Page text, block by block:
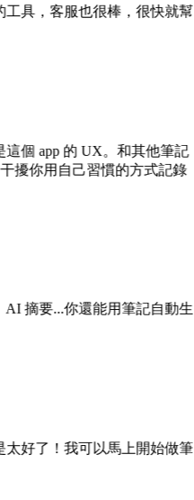
具，客服也很棒，很快就幫
個 app 的 UX。和其他筆記
擾你用自己習慣的方式記錄
AI 摘要...你還能用筆記自動生
好了！我可以馬上開始做筆